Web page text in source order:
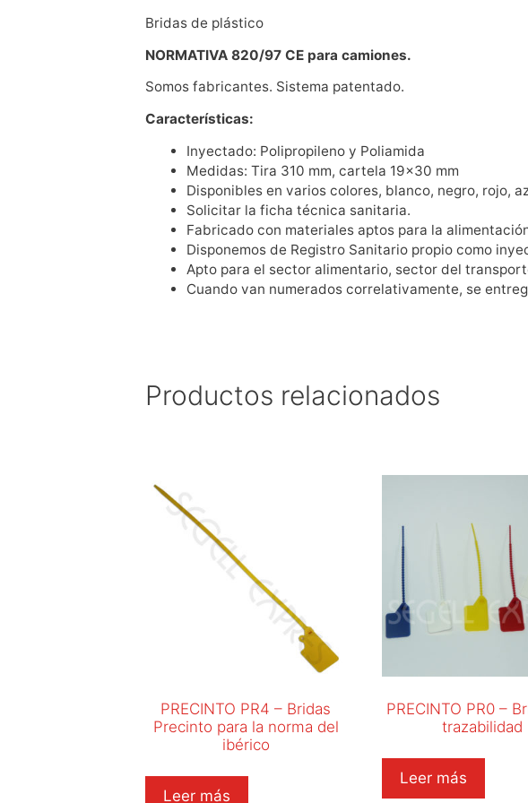
Bridas de plástico
NORMATIVA 820/97 CE para camiones.
Somos fabricantes. Sistema patentado.
Características:
Inyectado: Polipropileno y Poliamida
Medidas: Tira 310 mm, cartela 19×30 mm
Disponibles en varios colores, blanco, negro, rojo,
Solicitar la ficha técnica sanitaria.
Fabricado con materiales aptos para la
Disponemos de Registro Sanitario propio como
Apto para el sector alimentario, sector del
Cuando van numerados correlativamente, se
Productos relacionados
PRECINTO PR4 – Bridas
Precinto para la norma del
ibérico
Leer más
PRECINTO PR0 –
trazabilidad
Leer más